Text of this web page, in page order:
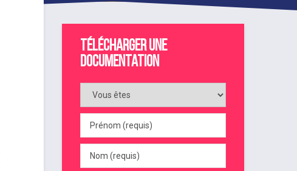
Télécharger une
documentation